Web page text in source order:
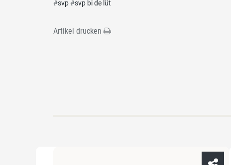
#svp#svp bi de lüt
Artikel drucken